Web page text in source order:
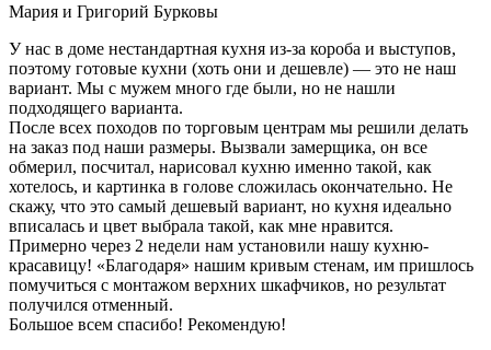
Мария и Григорий Бурковы
У нас в доме нестандартная кухня из-за короба и выступов,
поэтому готовые кухни (хоть они и дешевле) — это не наш
вариант. Мы с мужем много где были, но не нашли
подходящего варианта.
После всех походов по торговым центрам мы решили делать
на заказ под наши размеры. Вызвали замерщика, он все
обмерил, посчитал, нарисовал кухню именно такой, как
хотелось, и картинка в голове сложилась окончательно. Не
скажу, что это самый дешевый вариант, но кухня идеально
вписалась и цвет выбрала такой, как мне нравится.
Примерно через 2 недели нам установили нашу кухню-
красавицу! «Благодаря» нашим кривым стенам, им пришлось
помучиться с монтажом верхних шкафчиков, но результат
получился отменный.
Большое всем спасибо! Рекомендую!